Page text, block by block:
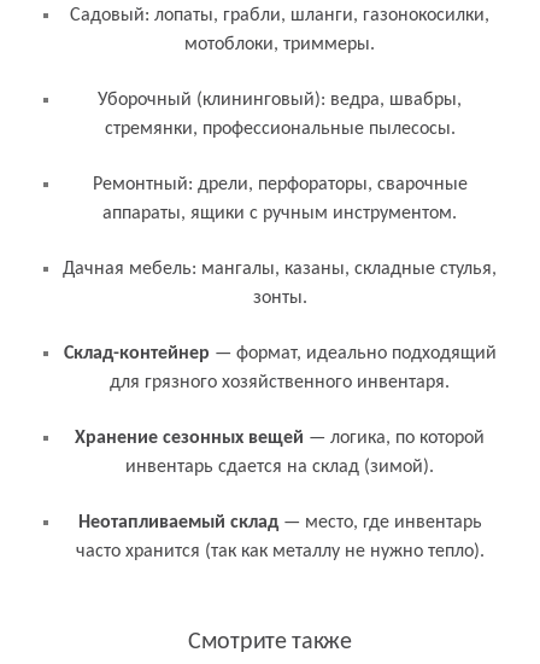
Садовый: лопаты, грабли, шланги, газонокосилки,
мотоблоки, триммеры.
Уборочный (клининговый): ведра, швабры,
стремянки, профессиональные пылесосы.
Ремонтный: дрели, перфораторы, сварочные
аппараты, ящики с ручным инструментом.
Дачная мебель: мангалы, казаны, складные стулья,
зонты.
Связанные термины и понятия
Склад-контейнер — формат, идеально подходящий
для грязного хозяйственного инвентаря.
Хранение сезонных вещей — логика, по которой
инвентарь сдается на склад (зимой).
Неотапливаемый склад — место, где инвентарь
часто хранится (так как металлу не нужно тепло).
Смотрите также